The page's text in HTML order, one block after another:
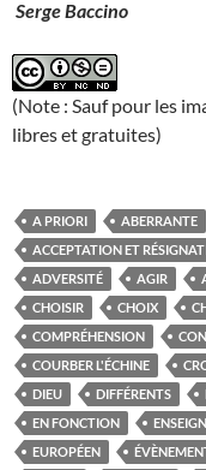
Serge Baccino
(Note : Sauf pour les
libres et gratuites)
A PRIORI ABERRANTE
ACCEPTATION ET
ADVERSITÉ
AGIR
CHOISIR
CHOIX
COMPRÉHENSION
COURBER L'ÉCHINE
DIEU
DIFFÉRENTS
EN FONCTION
EUROPÉEN